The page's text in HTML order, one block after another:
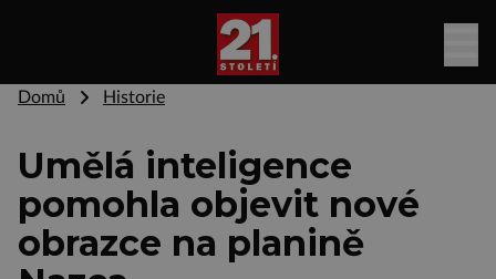
Domů Historie
Umělá inteligence
pomohla objevit nové
obrazce na planině